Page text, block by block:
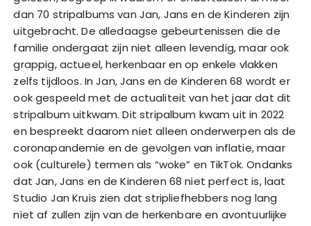
dan 70 stripalbums van Jan, Jans en de Kinderen zijn
uitgebracht. De alledaagse gebeurtenissen die de
familie ondergaat zijn niet alleen levendig, maar ook
grappig, actueel, herkenbaar en op enkele vlakken
zelfs tijdloos. In Jan, Jans en de Kinderen 68 wordt er
ook gespeeld met de actualiteit van het jaar dat dit
stripalbum uitkwam. Dit stripalbum kwam uit in 2022
en bespreekt daarom niet alleen onderwerpen als de
coronapandemie en de gevolgen van inflatie, maar
ook (culturele) termen als “woke” en TikTok. Ondanks
dat Jan, Jans en de Kinderen 68 niet perfect is, laat
Studio Jan Kruis zien dat stripliefhebbers nog lang
niet af zullen zijn van de herkenbare en avontuurlijke